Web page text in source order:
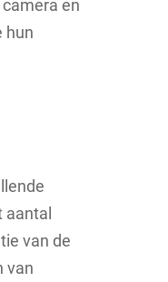
en
hun
van de
van